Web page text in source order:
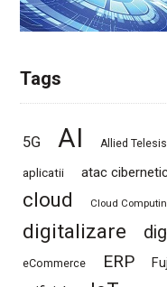
Tags
5G AI Allied Telesis
aplicatii atac
cloud Cloud
digitalizare
eCommerce ERP